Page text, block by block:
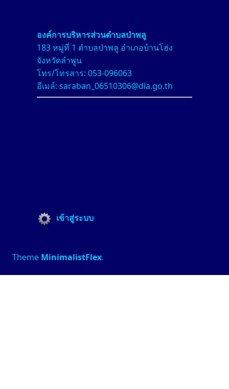
องค์การบริหารส่วนตำบลป่าพลู
183 หมู่ที่ 1 ตำบลป่าพลู อำเภอบ้านโฮ่ง
จังหวัดลำพูน
โทร/โทรสาร: 053-096063
อีเมล์: saraban_06510306@dla.go.th
เข้าสู่ระบบ
Theme MinimalistFlex.